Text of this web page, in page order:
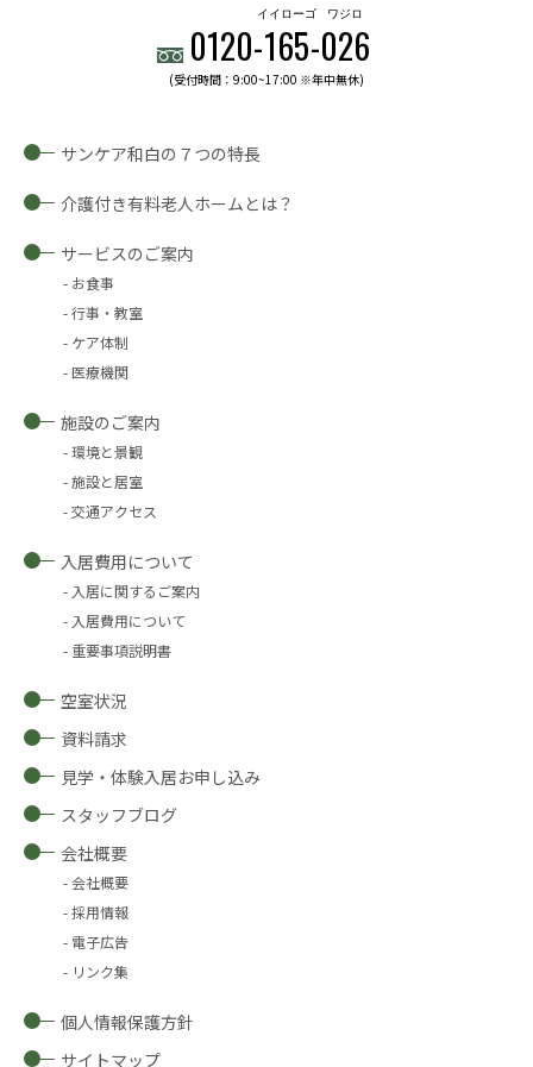
0120-165
イイローゴ
-026
ワジロ
(受付時間：9:00~17:00 ※年中無休)
サンケア和白の７つの特長
介護付き有料老人ホームとは？
サービスのご案内
お食事
行事・教室
ケア体制
医療機関
施設のご案内
環境と景観
施設と居室
交通アクセス
入居費用について
入居に関するご案内
入居費用について
重要事項説明書
空室状況
資料請求
見学・体験入居お申し込み
スタッフブログ
会社概要
会社概要
採用情報
電子広告
リンク集
個人情報保護方針
サイトマップ